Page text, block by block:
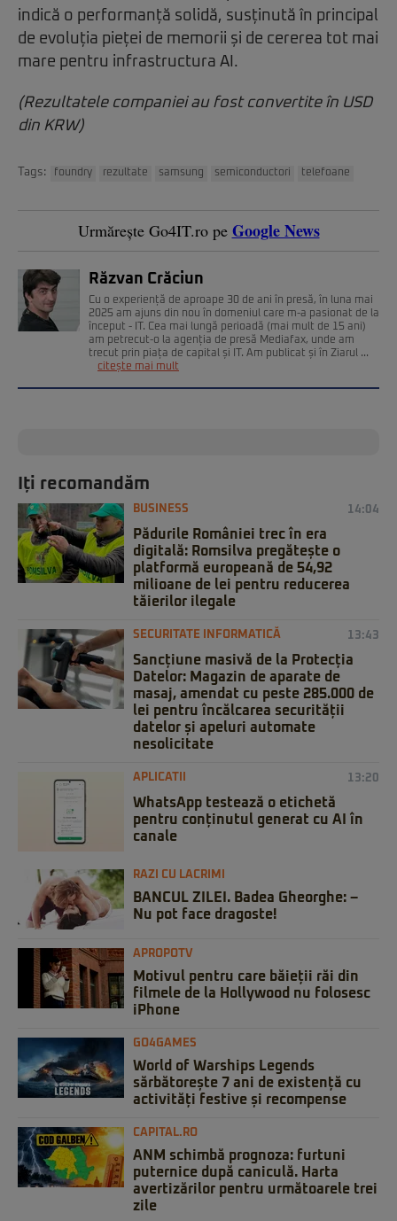
indică o performanță solidă, susținută în principal
de evoluția pieței de memorii și de cererea tot mai
mare pentru infrastructura AI.
(Rezultatele companiei au fost convertite în USD
din KRW)
Tags: foundry rezultate samsung semiconductori telefoane
Urmărește Go4IT.ro pe Google News
Răzvan Crăciun
Cu o experiență de aproape 30 de ani în presă, în luna mai
2025 am ajuns din nou în domeniul care m-a pasionat de la
început - IT. Cea mai lungă perioadă (mai mult de 15 ani)
am petrecut-o la agenția de presă Mediafax, unde am
trecut prin piața de capital și IT. Am publicat și în Ziarul ...
citește mai mult
Iți recomandăm
BUSINESS 14:04
Pădurile României trec în era
digitală: Romsilva pregătește o
platformă europeană de 54,92
milioane de lei pentru reducerea
tăierilor ilegale
SECURITATE INFORMATICĂ 13:43
Sancțiune masivă de la Protecția
Datelor: Magazin de aparate de
masaj, amendat cu peste 285.000 de
lei pentru încălcarea securității
datelor și apeluri automate
nesolicitate
APLICATII 13:20
WhatsApp testează o etichetă
pentru conținutul generat cu AI în
canale
RAZI CU LACRIMI
BANCUL ZILEI. Badea Gheorghe: –
Nu pot face dragoste!
APROPOTV
Motivul pentru care băieții răi din
filmele de la Hollywood nu folosesc
iPhone
GO4GAMES
World of Warships Legends
sărbătorește 7 ani de existență cu
activități festive și recompense
CAPITAL.RO
ANM schimbă prognoza: furtuni
puternice după caniculă. Harta
avertizărilor pentru următoarele trei
zile